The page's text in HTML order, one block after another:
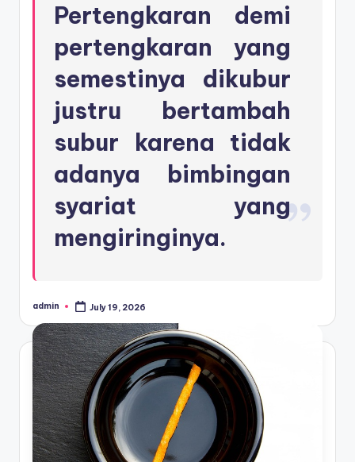
Pertengkaran demi
pertengkaran yang
semestinya dikubur
justru bertambah
subur karena tidak
adanya bimbingan
syariat yang
mengiringinya.
Posted
admin July 19, 2026